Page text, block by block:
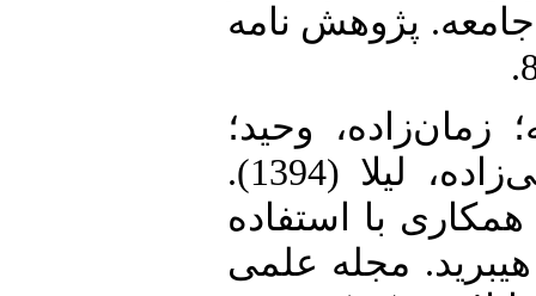
جامعه. پژوهش نامه
زمان‌زاده، وحید؛
ایرج‌پور، علیرضا و ولی‌زاده، لیلا (1394).
با استفاده
مجله علمی